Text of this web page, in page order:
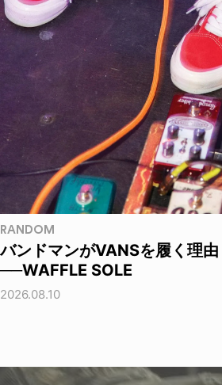
RANDOM
バンドマンがVANSを履く理由
──WAFFLE SOLE
2026.08.10